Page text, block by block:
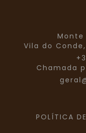
Monte
Vila do Conde,
Chamada
POLÍTICA